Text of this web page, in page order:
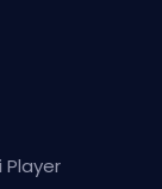
Player